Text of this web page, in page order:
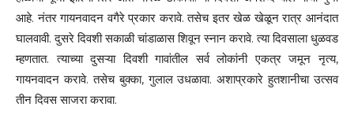
आहे. नंतर गायनवादन वगैरे प्रकार करावे. तसेच इतर खेळ खेळून रात्र आनंदात
घालवावी. दुसरे दिवशी सकाळी चांडाळास शिवून स्नान करावे. त्या दिवसाला धुळवड
म्हणतात. त्याच्या दुसऱ्या दिवशी गावांतील सर्व लोकांनी एकत्र जमून नृत्य,
गायनवादन करावे. तसेच बुक्का, गुलाल उधळावा. अशाप्रकारे हुतशानीचा उत्सव
तीन दिवस साजरा करावा.